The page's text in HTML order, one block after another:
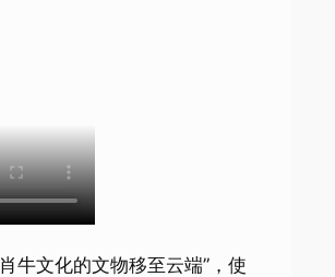
文化的文物移至云端”，使